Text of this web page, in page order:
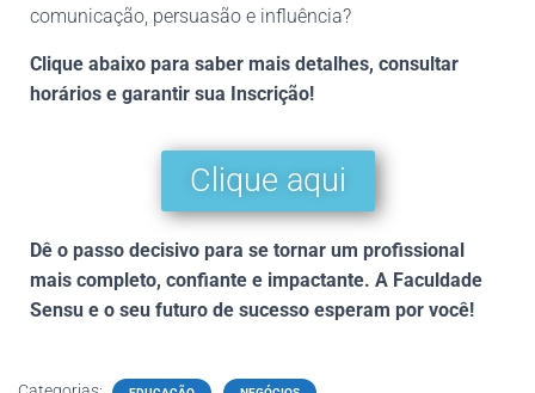
comunicação, persuasão e influência?
Clique abaixo para saber mais detalhes, consultar
horários e garantir sua Inscrição!
Clique aqui
Dê o passo decisivo para se tornar um profissional
mais completo, confiante e impactante. A Faculdade
Sensu e o seu futuro de sucesso esperam por você!